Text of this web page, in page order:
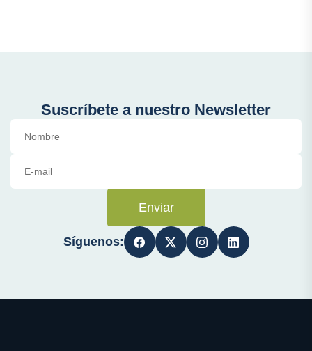
Suscríbete a nuestro Newsletter
Enviar
Síguenos: